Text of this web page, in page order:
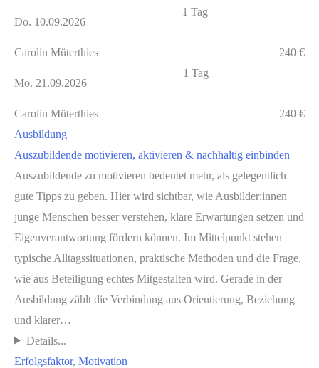
Do. 10.09.2026
1 Tag
Carolin Müterthies 240 €
Mo. 21.09.2026
1 Tag
Carolin Müterthies
240 €
Ausbildung
Auszubildende motivieren, aktivieren & nachhaltig einbinden
Auszubildende zu motivieren bedeutet mehr, als gelegentlich
gute Tipps zu geben. Hier wird sichtbar, wie Ausbilder:innen
junge Menschen besser verstehen, klare Erwartungen setzen und
Eigenverantwortung fördern können. Im Mittelpunkt stehen
typische Alltagssituationen, praktische Methoden und die Frage,
wie aus Beteiligung echtes Mitgestalten wird. Gerade in der
Ausbildung zählt die Verbindung aus Orientierung, Beziehung
und klarer…
Details...
Erfolgsfaktor, Motivation